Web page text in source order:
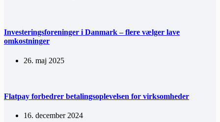
Investeringsforeninger i Danmark – flere vælger lave
omkostninger
26. maj 2025
Flatpay forbedrer betalingsoplevelsen for virksomheder
16. december 2024